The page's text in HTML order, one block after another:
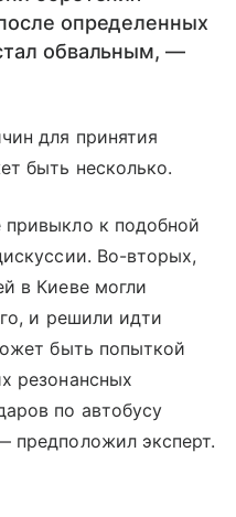
определенных
обвальным, —
для принятия
быть несколько.
к подобной
Во-вторых,
в Киеве могли
и решили идти
быть попыткой
резонансных
по автобусу
предположил эксперт.